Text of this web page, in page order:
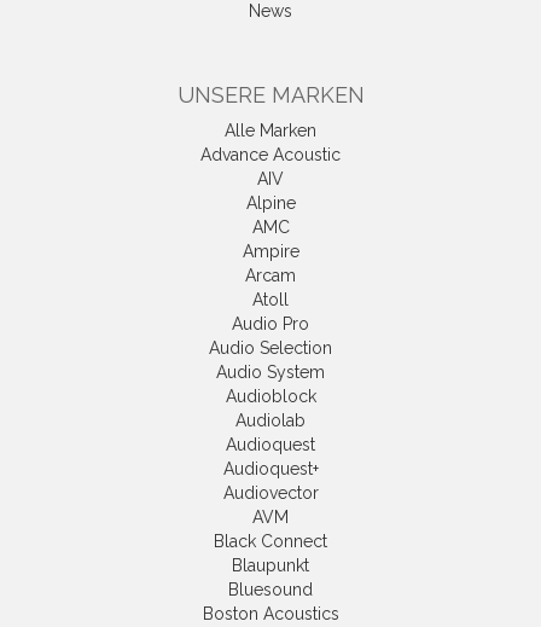
News
UNSERE MARKEN
Alle Marken
Advance Acoustic
AIV
Alpine
AMC
Ampire
Arcam
Atoll
Audio Pro
Audio Selection
Audio System
Audioblock
Audiolab
Audioquest
Audioquest+
Audiovector
AVM
Black Connect
Blaupunkt
Bluesound
Boston Acoustics